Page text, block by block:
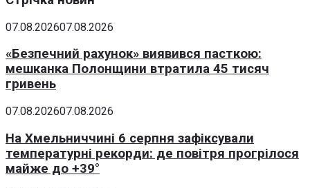
07.08.202607.08.2026
«Безпечний рахунок» виявився пасткою:
мешканка Полонщини втратила 45 тисяч
гривень
07.08.202607.08.2026
На Хмельниччині 6 серпня зафіксували
температурні рекорди: де повітря прогрілося
майже до +39°